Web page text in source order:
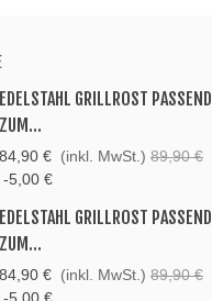
EDELSTAHL GRILLROST PASSEND
ZUM...
84,90 € (inkl. MwSt.) 89,90 €
-5,00 €
EDELSTAHL GRILLROST PASSEND
ZUM...
84,90 € (inkl. MwSt.) 89,90 €